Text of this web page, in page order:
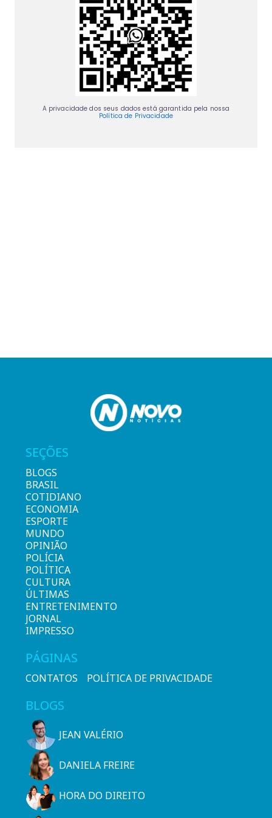
A privacidade dos seus dados está garantida pela nossa
Política de Privacidade
SEÇÕES
BLOGS
BRASIL
COTIDIANO
ECONOMIA
ESPORTE
MUNDO
OPINIÃO
POLÍCIA
POLÍTICA
CULTURA
ÚLTIMAS
ENTRETENIMENTO
JORNAL
IMPRESSO
PÁGINAS
CONTATOS POLÍTICA DE PRIVACIDADE
BLOGS
JEAN VALÉRIO
DANIELA FREIRE
HORA DO DIREITO